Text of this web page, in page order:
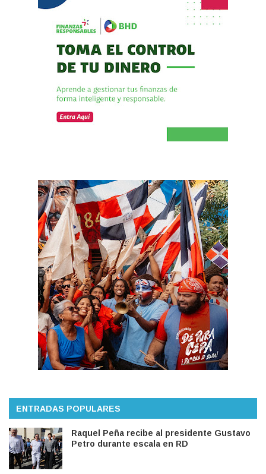
ENTRADAS POPULARES
Raquel Peña recibe al presidente Gustavo
Petro durante escala en RD